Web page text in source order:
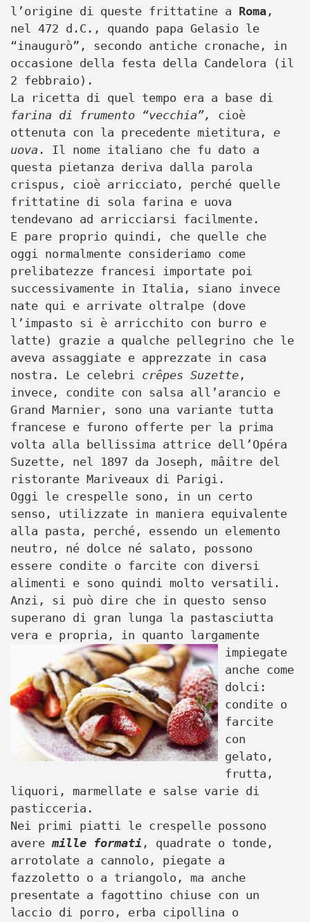
l’origine di queste frittatine a Roma ,
nel 472 d.C., quando papa Gelasio le
“inaugurò”, secondo antiche cronache, in
occasione della festa della Candelora (il
2 febbraio).
La ricetta di quel tempo era a base di
farina di frumento “vecchia”,
cioè
ottenuta con la precedente mietitura, e
uova . Il nome italiano che fu dato a
questa pietanza deriva dalla parola
crispus, cioè arricciato, perché quelle
frittatine di sola farina e uova
tendevano ad arricciarsi facilmente.
E pare proprio quindi, che quelle che
oggi normalmente consideriamo come
prelibatezze francesi importate poi
successivamente in Italia, siano invece
nate qui e arrivate oltralpe (dove
l’impasto si è arricchito con burro e
latte) grazie a qualche pellegrino che le
aveva assaggiate e apprezzate in casa
nostra. Le celebri crêpes Suzette ,
invece, condite con salsa all’arancio e
Grand Marnier, sono una variante tutta
francese e furono offerte per la prima
volta alla bellissima attrice dell’Opéra
Suzette, nel 1897 da Joseph, mâitre del
ristorante Mariveaux di Parigi.
Oggi le crespelle sono, in un certo
senso, utilizzate in maniera equivalente
alla pasta, perché, essendo un elemento
neutro, né dolce né salato, possono
essere condite o farcite con diversi
alimenti e sono quindi molto versatili.
Anzi, si può dire che in questo senso
superano di gran lunga la pastasciutta
vera e propria, in quanto largamente
impiegate
anche come
dolci:
condite o
farcite
con
gelato,
frutta,
liquori, marmellate e salse varie di
pasticceria.
Nei primi piatti le crespelle possono
averemille formati , quadrate o tonde,
arrotolate a cannolo, piegate a
fazzoletto o a triangolo, ma anche
presentate a fagottino chiuse con un
laccio di porro, erba cipollina o